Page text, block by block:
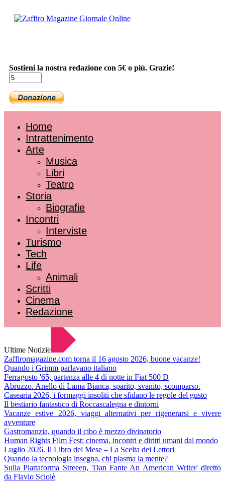
Sostieni la nostra redazione con 5€ o più. Grazie!
Home
Intrattenimento
Arte
Musica
Libri
Teatro
Storia
Biografie
Incontri
Interviste
Turismo
Tech
Life
Animali
Scritti
Cinema
Redazione
Ultime Notizie
Zaffiromagazine.com torna il 16 agosto 2026, buone vacanze!
Quando i Grimm parlavano italiano
Ferragosto '65, partenza alle 4 di notte in Fiat 500 D
Abruzzo. Anello di Lama Bianca, sparito, svanito, scomparso.
Casearia 2026, i formaggi insoliti che sfidano le regole del gusto
Il bestiario fantastico di Roccascalegna e dintorni
Vacanze estive 2026, viaggi alternativi per rigenerarsi e vivere
avventure
Gastromanzia, quando il cibo è mezzo divinatorio
Human Rights Film Fest: cinema, incontri e diritti umani dal mondo
Luglio 2026. Il Libro del Mese – La Scelta dei Lettori
Quando la tecnologia insegna, chi plasma la mente?
Sulla Piattaforma Streeen, 'Dan Fante An American Writer' diretto
da Flavio Sciolè